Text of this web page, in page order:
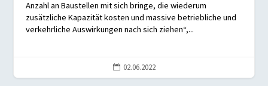
Anzahl an Baustellen mit sich bringe, die wiederum
zusätzliche Kapazität kosten und massive betriebliche und
verkehrliche Auswirkungen nach sich ziehen“,...
 02.06.2022